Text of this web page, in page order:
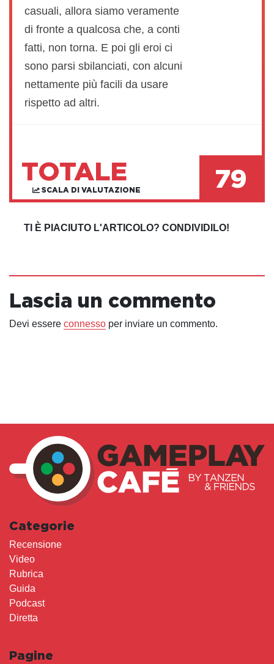
casuali, allora siamo veramente
di fronte a qualcosa che, a conti
fatti, non torna. E poi gli eroi ci
sono parsi sbilanciati, con alcuni
nettamente più facili da usare
rispetto ad altri.
TOTALE
SCALA DI VALUTAZIONE 79
TI È PIACIUTO L'ARTICOLO? CONDIVIDILO!
Lascia un commento
Devi essere connesso per inviare un commento.
Categorie
Recensione
Video
Rubrica
Guida
Podcast
Diretta
Pagine